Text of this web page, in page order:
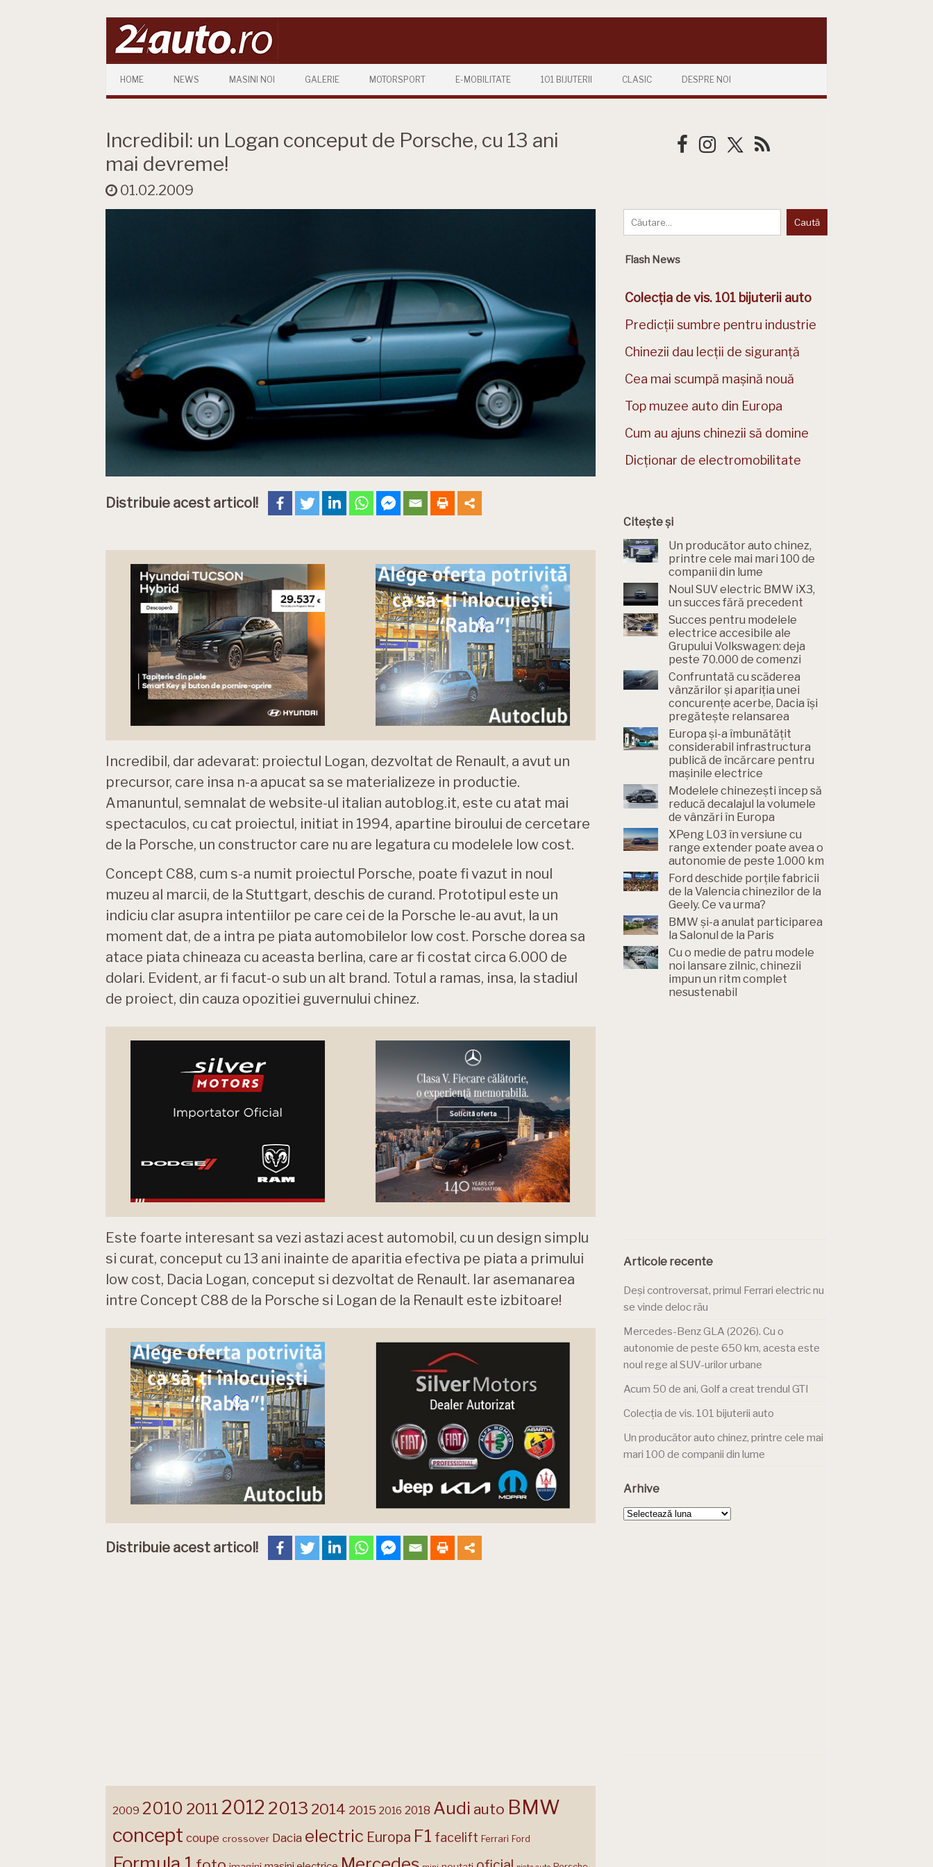
HOME NEWS MASINI NOI GALERIE MOTORSPORT E-MOBILITATE 101 BIJUTERII CLASIC DESPRE NOI
Incredibil: un Logan conceput de Porsche, cu 13 ani
mai devreme!
01.02.2009
Distribuie acest articol!
Incredibil, dar adevarat: proiectul Logan, dezvoltat de Renault, a avut un
precursor, care insa n-a apucat sa se materializeze in productie.
Amanuntul, semnalat de website-ul italian autoblog.it, este cu atat mai
spectaculos, cu cat proiectul, initiat in 1994, apartine biroului de cercetare
de la Porsche, un constructor care nu are legatura cu modelele low cost.
Concept C88, cum s-a numit proiectul Porsche, poate fi vazut in noul
muzeu al marcii, de la Stuttgart, deschis de curand. Prototipul este un
indiciu clar asupra intentiilor pe care cei de la Porsche le-au avut, la un
moment dat, de a intra pe piata automobilelor low cost. Porsche dorea sa
atace piata chineaza cu aceasta berlina, care ar fi costat circa 6.000 de
dolari. Evident, ar fi facut-o sub un alt brand. Totul a ramas, insa, la stadiul
de proiect, din cauza opozitiei guvernului chinez.
Este foarte interesant sa vezi astazi acest automobil, cu un design simplu
si curat, conceput cu 13 ani inainte de aparitia efectiva pe piata a primului
low cost, Dacia Logan, conceput si dezvoltat de Renault. Iar asemanarea
intre Concept C88 de la Porsche si Logan de la Renault este izbitoare!
Distribuie acest articol!
Flash News
Colecția de vis. 101 bijuterii auto
Predicții sumbre pentru industrie
Chinezii dau lecții de siguranță
Cea mai scumpă mașină nouă
Top muzee auto din Europa
Cum au ajuns chinezii să domine
Dicționar de electromobilitate
Citește și
Un producător auto chinez,
printre cele mai mari 100 de
companii din lume
Noul SUV electric BMW iX3,
un succes fără precedent
Succes pentru modelele
electrice accesibile ale
Grupului Volkswagen: deja
peste 70.000 de comenzi
Confruntată cu scăderea
vânzărilor și apariția unei
concurențe acerbe, Dacia își
pregătește relansarea
Europa și-a îmbunătățit
considerabil infrastructura
publică de încărcare pentru
mașinile electrice
Modelele chinezești încep să
reducă decalajul la volumele
de vânzări în Europa
XPeng L03 în versiune cu
range extender poate avea o
autonomie de peste 1.000 km
Ford deschide porțile fabricii
de la Valencia chinezilor de la
Geely. Ce va urma?
BMW și-a anulat participarea
la Salonul de la Paris
Cu o medie de patru modele
noi lansare zilnic, chinezii
impun un ritm complet
nesustenabil
Articole recente
Deși controversat, primul Ferrari electric nu
se vinde deloc rău
Mercedes-Benz GLA (2026). Cu o
autonomie de peste 650 km, acesta este
noul rege al SUV-urilor urbane
Acum 50 de ani, Golf a creat trendul GTI
Colecția de vis. 101 bijuterii auto
Un producător auto chinez, printre cele mai
mari 100 de companii din lume
Arhive
Arhive
2009 2010 2011 2012 2013 2014 2015 2016 2018 Audi auto BMW
concept coupe crossover Dacia electric Europa F1 facelift Ferrari Ford